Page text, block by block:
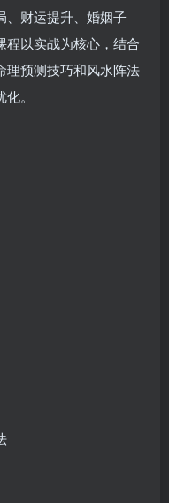
、财运提升、婚姻子
程以实战为核心，结合
理预测技巧和风水阵法
。